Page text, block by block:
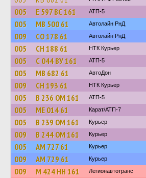
005 Е 597 ВС 161 АТП-5
005 МВ 500 61 Автолайн РнД
009 СО 178 61 Автолайн РнД
005 СН 188 61 НТК Курьер
005 С 044 ВУ 161 АТП-5
005 МВ 682 61 АвтоДон
009 СН 193 61 НТК Курьер
005 В 236 ОМ 161 АТП-5
005 МЕ 014 61 Карат/АТП-7
005 В 239 ОМ 161 Курьер
009 В 244 ОМ 161 Курьер
005 АМ 727 61 Курьер
009 АМ 729 61 Курьер
009 М 424 НН 161 Легионавтотранс